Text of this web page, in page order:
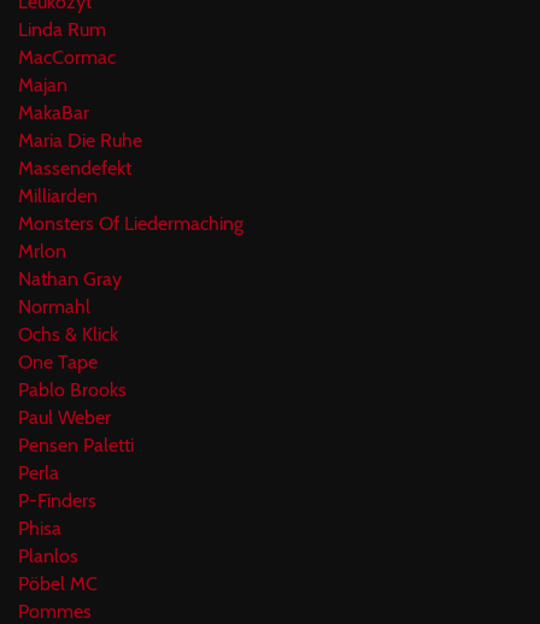
Linda Rum
MacCormac
Majan
MakaBar
Maria Die Ruhe
Massendefekt
Milliarden
Monsters Of Liedermaching
Mrlon
Nathan Gray
Normahl
Ochs & Klick
One Tape
Pablo Brooks
Paul Weber
Pensen Paletti
Perla
P-Finders
Phisa
Planlos
Pöbel MC
Pommes